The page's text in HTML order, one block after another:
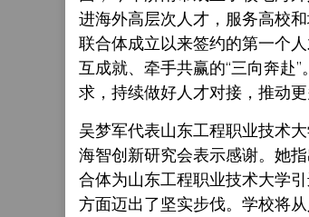
进海外高层次人才，服务高校
联合体成立以来签约的第一个
互成就、牵手共赢的“三向奔赴
求，持续做好人才对接，推动
吴梦军代表山东工程职业技术
海智创新研究会表示感谢。她
合体为山东工程职业技术大学
方面迈出了坚实步伐。学校将